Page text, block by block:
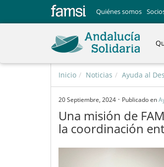
Quiénes somos
Inicio Noticias Ayuda al
20 Septiembre, 2024 · Publicado en
Una misión de
la coordinación